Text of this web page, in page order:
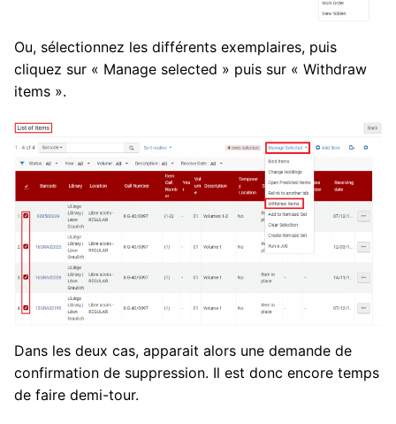
Ou, sélectionnez les différents exemplaires, puis
cliquez sur « Manage selected » puis sur « Withdraw
items ».
Dans les deux cas, apparait alors une demande de
confirmation de suppression. Il est donc encore temps
de faire demi-tour.